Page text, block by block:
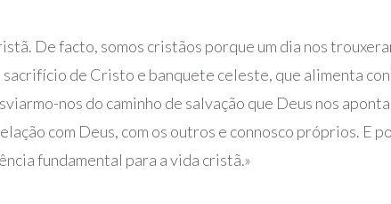
De facto, somos cristãos porque um dia nos
de Cristo e banquete celeste, que alimenta
nos do caminho de salvação que Deus nos
com Deus, com os outros e connosco próprios. E
fundamental para a vida cristã.»